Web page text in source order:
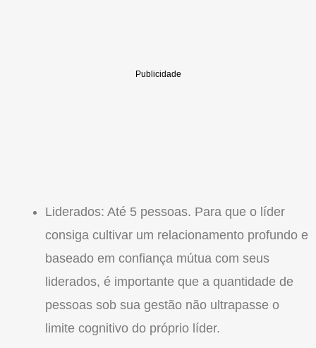
Liderados: Até 5 pessoas. Para que o líder
consiga cultivar um relacionamento profundo e
baseado em confiança mútua com seus
liderados, é importante que a quantidade de
pessoas sob sua gestão não ultrapasse o
limite cognitivo do próprio líder.